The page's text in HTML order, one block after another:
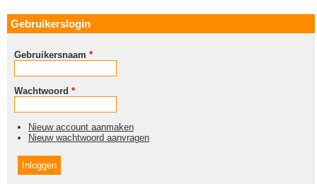
Gebruikerslogin
Gebruikersnaam *
Wachtwoord *
Nieuw account aanmaken
Nieuw wachtwoord aanvragen